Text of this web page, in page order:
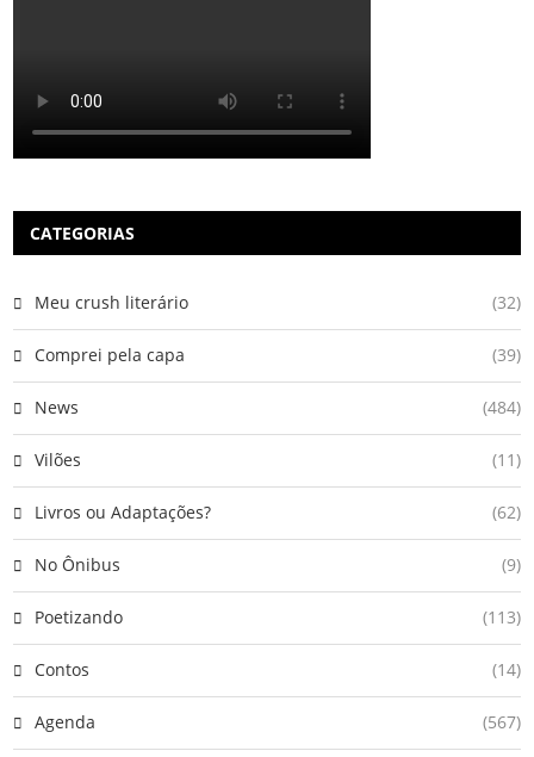
CATEGORIAS
Meu crush literário (32)
Comprei pela capa (39)
News (484)
Vilões (11)
Livros ou Adaptações? (62)
No Ônibus (9)
Poetizando (113)
Contos (14)
Agenda (567)